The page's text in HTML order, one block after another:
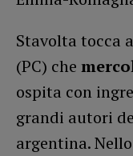
Stavolta tocca
(PC) che
ospita con
grandi autori
argentina.